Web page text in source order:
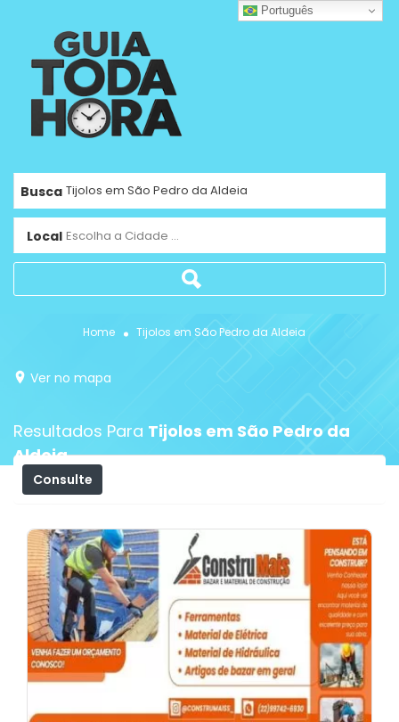
Busca
Local Escolha a Cidade ...
Home Tijolos em São Pedro da Aldeia
Ver no mapa
Resultados Para Tijolos em São Pedro da
Aldeia
Consulte
Português